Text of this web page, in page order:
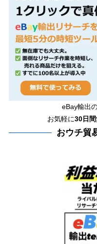
eBay輸出
お気軽に30日間
おウチ貿